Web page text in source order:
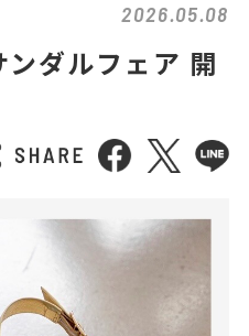
2026.05.08
ダルフェア 開